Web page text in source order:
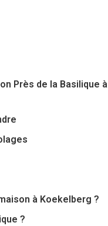
Près de la Basilique à
à Koekelberg ?
?